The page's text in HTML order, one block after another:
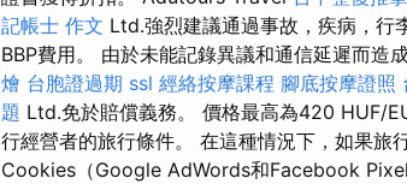
記帳士 作文 Ltd.強烈建議通過事故，疾病，行
BBP費用。 由於未能記錄異議和通信延遲而
燴 台胞證過期 ssl 經絡按摩課程 腳底按摩證照
題 Ltd.免於賠償義務。 價格最高為420 HUF/
行經營者的旅行條件。 在這種情況下，如果旅
Cookies（Google AdWords和Facebook